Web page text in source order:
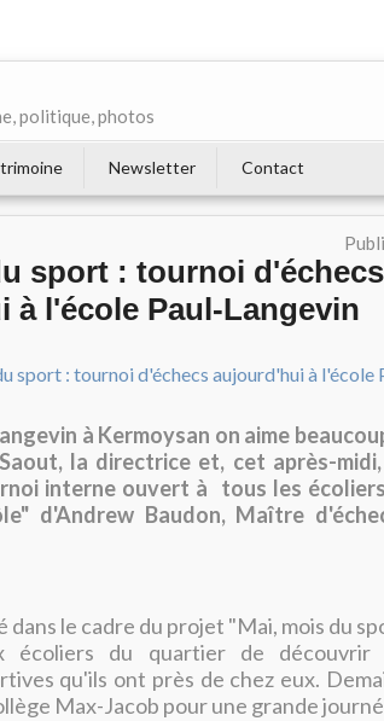
politique, photos
Newsletter Contact
sport : tournoi d'échecs
à l'école Paul-Langevin
à Kermoysan on aime
la directrice et, cet après-
interne ouvert à tous les
d'Andrew Baudon, Maître
dans le cadre du projet "Mai, mois du
écoliers du quartier de découvrir
qu'ils ont près de chez eux.
Max-Jacob pour une grande